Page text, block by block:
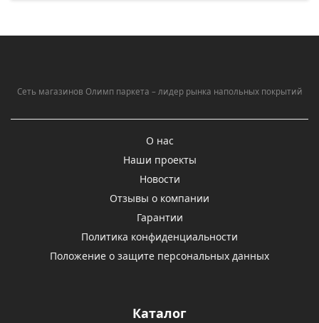
Сеть магазинов Олимп паркета – лидер рынка напольных покрытий
О нас
Наши проекты
Новости
Отзывы о компании
Гарантии
Политика конфиденциальности
Положение о защите персональных данных
Каталог